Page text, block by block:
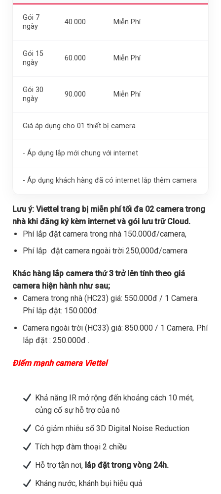
Gói 7
ngày
40.000 Miễn Phí
Gói 15
ngày
60.000 Miễn Phí
Gói 30
ngày
90.000 Miễn Phí
Giá áp dụng cho 01 thiết bị camera
- Áp dụng lắp mới chung với internet
- Áp dụng khách hàng đã có internet lắp thêm camera
Lưu ý: Viettel trang bị miễn phí tối đa 02 camera trong
nhà khi đăng ký kèm internet và gói lưu trữ Cloud.
Phí lắp đặt camera trong nhà 150.000đ/camera,
Phí lắp đặt camera ngoài trời 250,000đ/camera
Khác hàng lắp camera thứ 3 trở lên tính theo giá
camera hiện hành như sau;
Camera trong nhà (HC23) giá: 550.000đ / 1 Camera.
Phí lắp đặt: 150.000đ.
Camera ngoài trời (HC33) giá: 850.000 / 1 Camera. Phí
lắp đặt : 250.000đ .
Điểm mạnh camera Viettel
Khả năng IR mở rộng đến khoảng cách 10 mét,
củng cố sự hỗ trợ của nó
Có giảm nhiễu số 3D Digital Noise Reduction
Tích hợp đàm thoại 2 chiều
Hỗ trợ tận nơi,lắp đặt trong vòng 24h.
Kháng nước, khánh bụi hiệu quả